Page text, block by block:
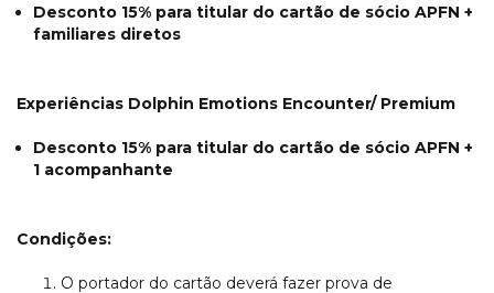
Desconto 15% para titular do cartão de sócio APFN +
familiares diretos
Experiências Dolphin Emotions Encounter/ Premium
Desconto 15% para titular do cartão de sócio APFN +
1 acompanhante
Condições:
O portador do cartão deverá fazer prova de